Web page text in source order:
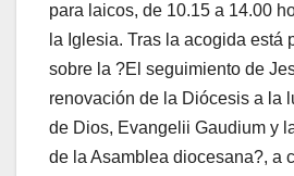
para laicos, de 10.15 a 14.00
la Iglesia. Tras la acogida está
sobre la ?El seguimiento de
renovación de la Diócesis a la
de Dios, Evangelii Gaudium y
de la Asamblea diocesana?, a